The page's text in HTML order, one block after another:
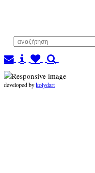
developed bykolydart